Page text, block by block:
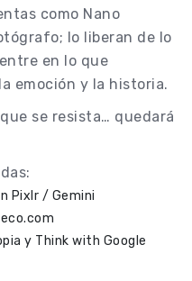
como Nano
lo liberan de lo
en lo que
emoción y la historia.
se resista… quedará
Pixlr / Gemini
y Think with Google